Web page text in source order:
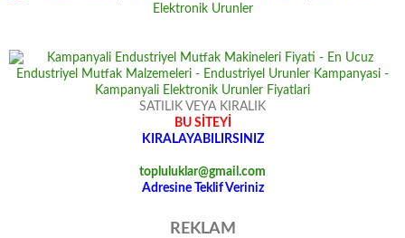
SATILIK VEYA KIRALIK
BU SİTEYİ
KIRALAYABILIRSINIZ
topluluklar@gmail.com
Adresine Teklif Veriniz
REKLAM